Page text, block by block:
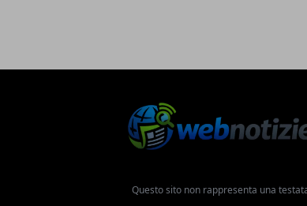
Questo sito non rappresenta una